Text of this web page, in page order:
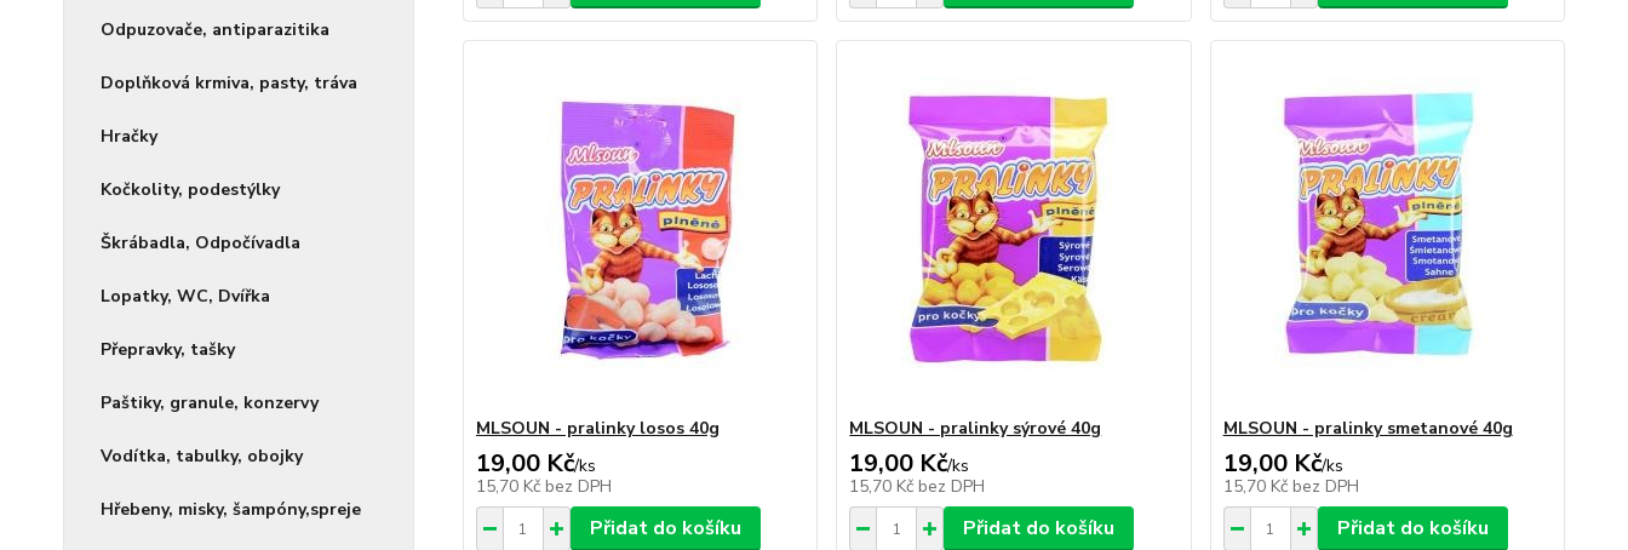
Odpuzovače, antiparazitika
Doplňková krmiva, pasty, tráva
Hračky
Kočkolity, podestýlky
Škrábadla, Odpočívadla
Lopatky, WC, Dvířka
Přepravky, tašky
Paštiky, granule, konzervy
Vodítka, tabulky, obojky
Hřebeny, misky, šampóny,spreje
MLSOUN - pralinky losos 40g
19,00 Kč/ks
15,70 Kč bez DPH
Přidat do košíku
MLSOUN - pralinky sýrové 40g
19,00 Kč/ks
15,70 Kč bez DPH
Přidat do košíku
MLSOUN - pralinky smetanové 40g
19,00 Kč/ks
15,70 Kč bez DPH
Přidat do košíku